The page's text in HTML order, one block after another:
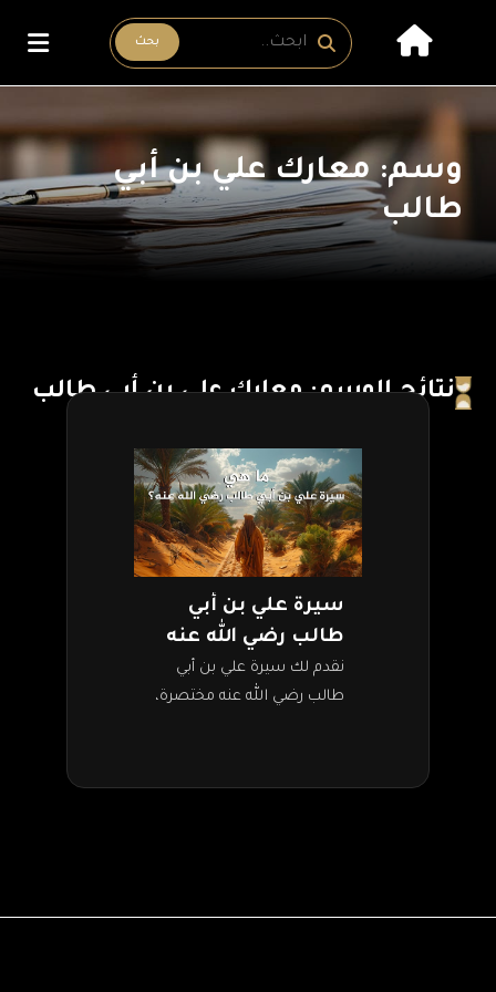
بحث
وسم: معارك علي بن أبي
طالب
نتائج الوسم: معارك علي بن أبي طالب
سيرة علي بن أبي
طالب رضي الله عنه
نقدم لك سيرة علي بن أبي
طالب رضي الله عنه مختصرة،